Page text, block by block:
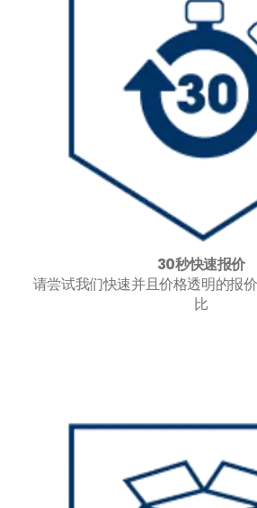
30秒快速报价
请尝试我们快速并且价格透明的报
比